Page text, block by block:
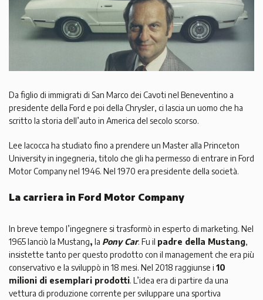
Da figlio di immigrati di San Marco dei Cavoti nel Beneventino a
presidente della Ford e poi della Chrysler, ci lascia un uomo che ha
scritto la storia dell’auto in America del secolo scorso.
Lee Iacocca ha studiato fino a prendere un Master alla Princeton
University in ingegneria, titolo che gli ha permesso di entrare in Ford
Motor Company nel 1946. Nel 1970 era presidente della società.
La carriera in Ford Motor Company
In breve tempo l’ingegnere si trasformò in esperto di marketing. Nel
1965 lanciò la Mustang, la Pony Car. Fu il padre della Mustang,
insistette tanto per questo prodotto con il management che era più
conservativo e la sviluppò in 18 mesi. Nel 2018 raggiunse i 10
milioni di esemplari prodotti. L’idea era di partire da una
vettura di produzione corrente per sviluppare una sportiva